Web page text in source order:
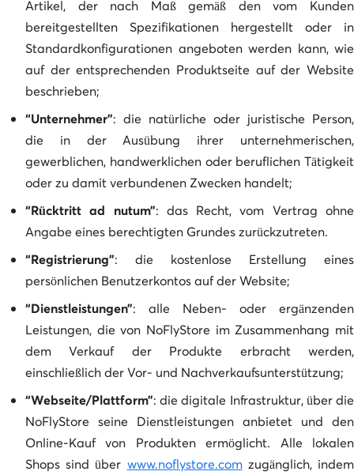
Artikel, der nach Maß gemäß den vom Kunden
bereitgestellten Spezifikationen hergestellt oder in
Standardkonfigurationen angeboten werden kann, wie
auf der entsprechenden Produktseite auf der Website
beschrieben;
“Unternehmer”: die natürliche oder juristische Person,
die in der Ausübung ihrer unternehmerischen,
gewerblichen, handwerklichen oder beruflichen Tätigkeit
oder zu damit verbundenen Zwecken handelt;
“Rücktritt ad nutum”: das Recht, vom Vertrag ohne
Angabe eines berechtigten Grundes zurückzutreten.
“Registrierung”: die kostenlose Erstellung eines
persönlichen Benutzerkontos auf der Website;
“Dienstleistungen”: alle Neben- oder ergänzenden
Leistungen, die von NoFlyStore im Zusammenhang mit
dem Verkauf der Produkte erbracht werden,
einschließlich der Vor- und Nachverkaufsunterstützung;
“Webseite/Plattform”: die digitale Infrastruktur, über die
NoFlyStore seine Dienstleistungen anbietet und den
Online-Kauf von Produkten ermöglicht. Alle lokalen
Shops sind über www.noflystore.comzugänglich, indem